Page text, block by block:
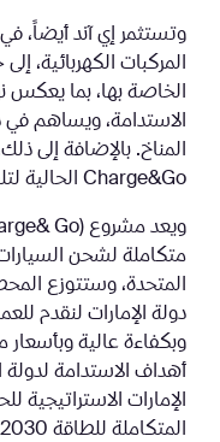
وتستثمر إي آند أيضاً،
المركبات الكهربائية،
الخاصة بها، بما يعكس
الاستدامة، ويساهم في
المناخ. بالإضافة إلى
Charge&Go الحالية لتلبية متطلبات الشحن الخاصة بها.
متكاملة لشحن السيارات
المتحدة، وستتوزع
دولة الإمارات لنقدم
وبكفاءة عالية وبأسعار
أهداف الاستدامة لدولة
المتكاملة للطاقة 2030.